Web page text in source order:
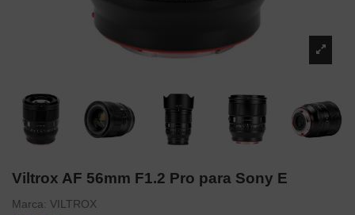
Viltrox AF 56mm F1.2 Pro para Sony E
Marca: VILTROX